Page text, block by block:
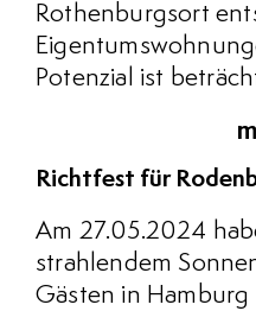
Rothenburgsort
Potenzial ist
Richtfest für
Am 27.05.2024
strahlendem
Gästen in